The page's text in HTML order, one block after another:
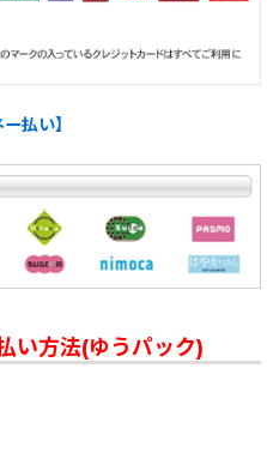
払い】
い方法(ゆうパック)